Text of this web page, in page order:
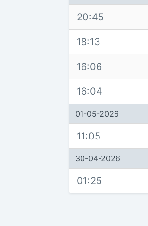
20:45
18:13
16:06
16:04
01-05-2026
11:05
30-04-2026
01:25